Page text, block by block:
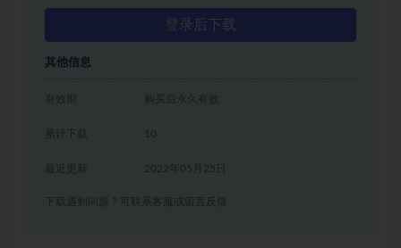
登录后下载
其他信息
有效期 购买后永久有效
累计下载 10
2022年05月25日
下载遇到问题？可联系客服或留言反馈